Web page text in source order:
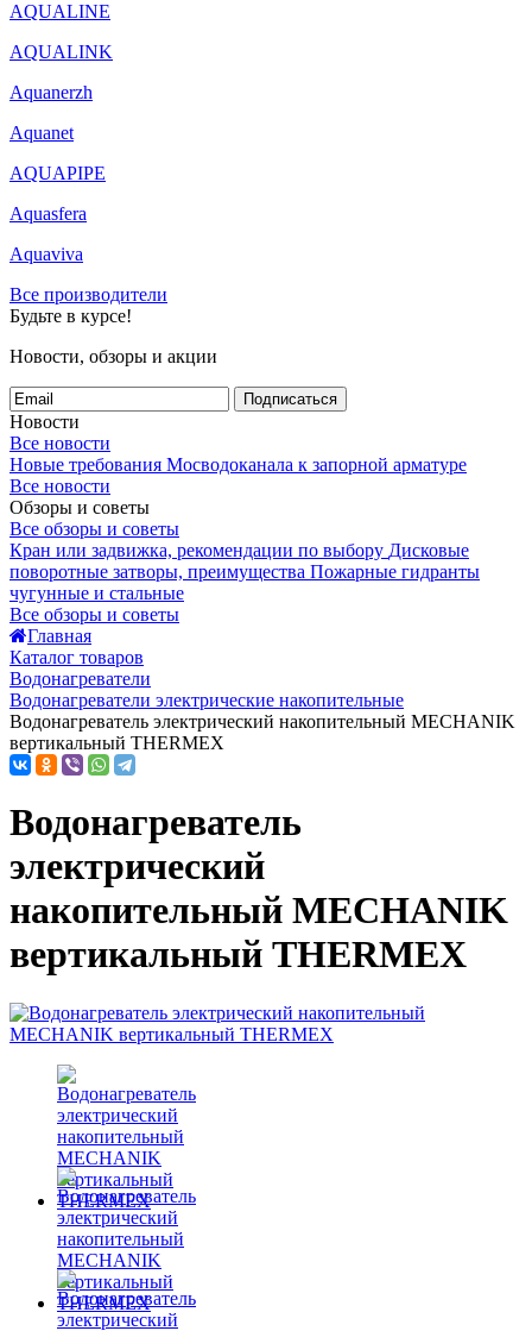
AQUALINE
AQUALINK
Aquanerzh
Aquanet
AQUAPIPE
Aquasfera
Aquaviva
Все производители
Будьте в курсе!
Новости, обзоры и акции
Подписаться
Новости
Все новости
Новые требования Мосводоканала к запорной арматуре
Все новости
Обзоры и советы
Все обзоры и советы
Кран или задвижка, рекомендации по выбору Дисковые
поворотные затворы, преимущества Пожарные гидранты
чугунные и стальные
Все обзоры и советы
Главная
Каталог товаров
Водонагреватели
Водонагреватели электрические накопительные
Водонагреватель электрический накопительный MECHANIK
вертикальный THERMEX
Водонагреватель
электрический
накопительный MECHANIK
вертикальный THERMEX